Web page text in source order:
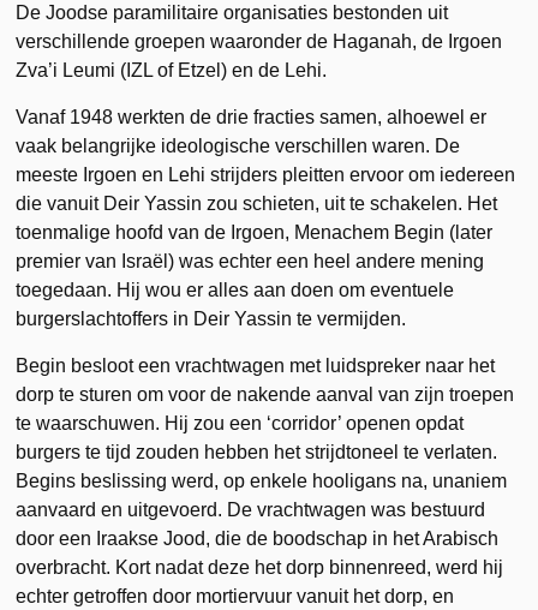
De Joodse paramilitaire organisaties bestonden uit
verschillende groepen waaronder de Haganah, de Irgoen
Zva’i Leumi (IZL of Etzel) en de Lehi.
Vanaf 1948 werkten de drie fracties samen, alhoewel er
vaak belangrijke ideologische verschillen waren. De
meeste Irgoen en Lehi strijders pleitten ervoor om iedereen
die vanuit Deir Yassin zou schieten, uit te schakelen. Het
toenmalige hoofd van de Irgoen, Menachem Begin (later
premier van Israël) was echter een heel andere mening
toegedaan. Hij wou er alles aan doen om eventuele
burgerslachtoffers in Deir Yassin te vermijden.
Begin besloot een vrachtwagen met luidspreker naar het
dorp te sturen om voor de nakende aanval van zijn troepen
te waarschuwen. Hij zou een ‘corridor’ openen opdat
burgers te tijd zouden hebben het strijdtoneel te verlaten.
Begins beslissing werd, op enkele hooligans na, unaniem
aanvaard en uitgevoerd. De vrachtwagen was bestuurd
door een Iraakse Jood, die de boodschap in het Arabisch
overbracht. Kort nadat deze het dorp binnenreed, werd hij
echter getroffen door mortiervuur vanuit het dorp, en